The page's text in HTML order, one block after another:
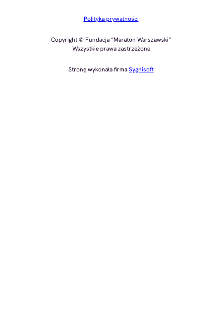
Polityka prywatności
Copyright © Fundacja “Maraton Warszawski”
Wszystkie prawa zastrzeżone
Stronę wykonała firmaSygnisoft